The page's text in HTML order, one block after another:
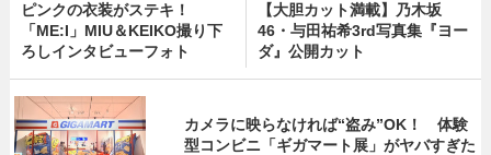
ピンクの衣装がステキ！
「ME:I」MIU＆KEIKO撮り下
ろしインタビューフォト
【大胆カット満載】乃木坂
46・与田祐希3rd写真集『ヨー
ダ』公開カット
カメラに映らなければ“盗み”OK！ 体験
型コンビニ「ギガマート展」がヤバすぎた